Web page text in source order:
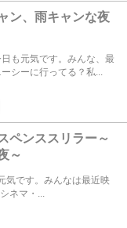
ン、雨キャンな夜
も元気です。みんな、最
シーに行ってる？私...
ペンススリラー～
～
です。みんなは最近映
ネマ・...